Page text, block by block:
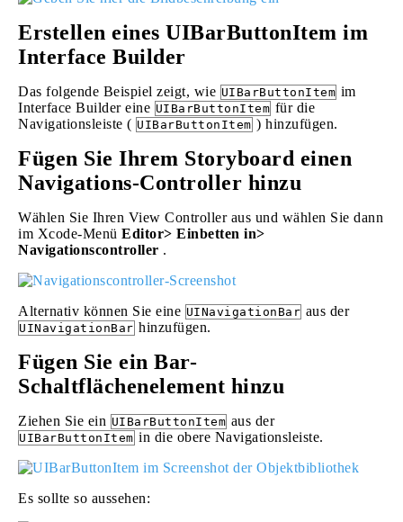
Erstellen eines UIBarButtonItem im
Interface Builder
Das folgende Beispiel zeigt, wie UIBarButtonItem im
Interface Builder eine UIBarButtonItem für die
Navigationsleiste ( UIBarButtonItem ) hinzufügen.
Fügen Sie Ihrem Storyboard einen
Navigations-Controller hinzu
Wählen Sie Ihren View Controller aus und wählen Sie dann
im Xcode-Menü Editor> Einbetten in>
Navigationscontroller .
Alternativ können Sie eine UINavigationBar aus der
UINavigationBar hinzufügen.
Fügen Sie ein Bar-
Schaltflächenelement hinzu
Ziehen Sie ein UIBarButtonItem aus der
UIBarButtonItem in die obere Navigationsleiste.
Es sollte so aussehen: